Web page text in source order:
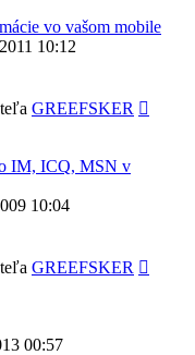
vo vašom mobile
10:12
GREEFSKER
IM, ICQ, MSN v
10:04
GREEFSKER
00:57